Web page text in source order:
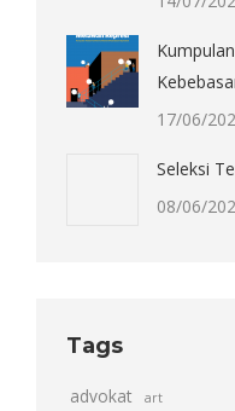
17/06/
Seleksi
08/06/
Tags
advokat art